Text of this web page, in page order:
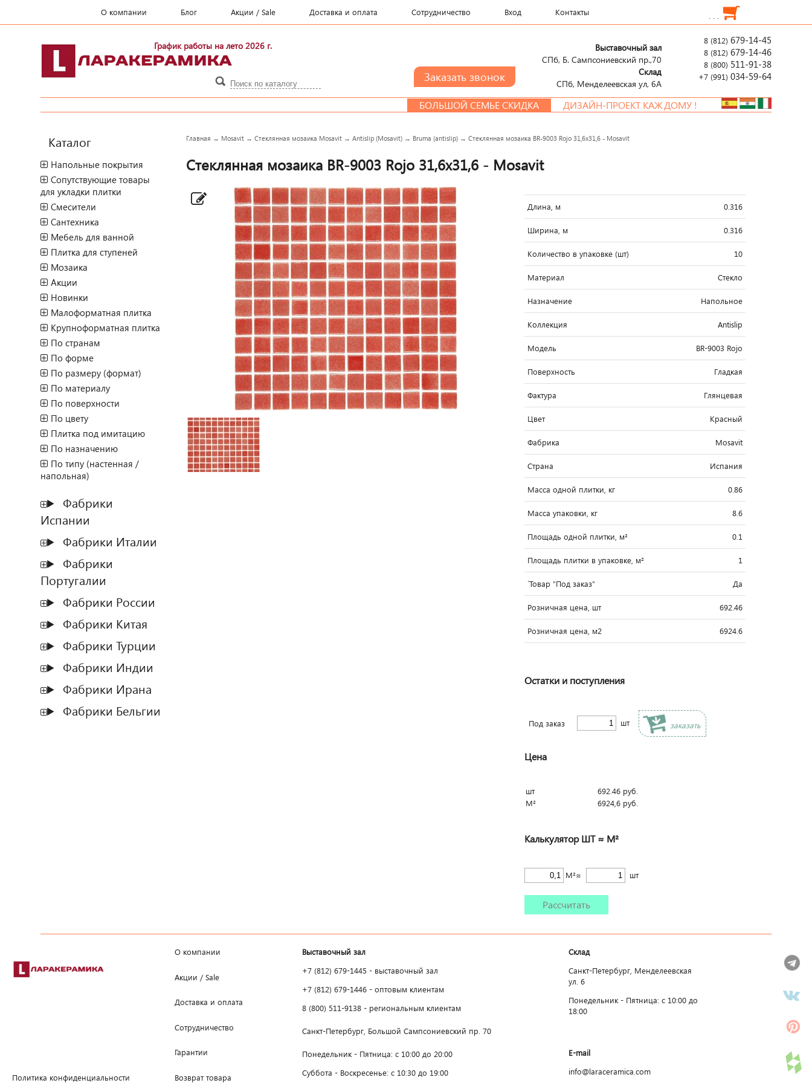
О компании Блог Акции / Sale Доставка и оплата Сотрудничество Вход Контакты . . .
График работы на лето 2026 г. 8 (812) 679-14-45
8 (812) 679-14-46
8 (800) 511-91-38
+7 (991) 034-59-64
Выставочный зал
СПб, Б. Сампсониевский пр.,70
Склад
СПб, Менделеевcкая ул, 6А
БОЛЬШОЙ СЕМЬЕ СКИДКА ДИЗАЙН-ПРОЕКТ КАЖДОМУ !
Каталог
Напольные покрытия
Сопутствующие товары
для укладки плитки
Смесители
Сантехника
Мебель для ванной
Плитка для ступеней
Мозаика
Акции
Новинки
Малоформатная плитка
Крупноформатная плитка
По странам
По форме
По размеру (формат)
По материалу
По поверхности
По цвету
Плитка под имитацию
По назначению
По типу (настенная /
напольная)
Фабрики
Испании
Фабрики Италии
Фабрики
Португалии
Фабрики России
Фабрики Китая
Фабрики Турции
Фабрики Индии
Фабрики Ирана
Фабрики Бельгии
Главная → Mosavit →Стеклянная мозаика Mosavit →Antislip (Mosavit) → Bruma (antislip) →Стеклянная мозаика BR-9003 Rojo 31,6x31,6 - Mosavit
Стеклянная мозаика BR-9003 Rojo 31,6x31,6 - Mosavit
Длина, м 0.316
Ширина, м 0.316
Количество в упаковке (шт) 10
Материал Стекло
Назначение Напольное
Коллекция Antislip
Модель BR-9003 Rojo
Поверхность Гладкая
Фактура Глянцевая
Цвет Красный
Фабрика Mosavit
Страна Испания
Масса одной плитки, кг 0.86
Масса упаковки, кг 8.6
Площадь одной плитки, м² 0.1
Площадь плитки в упаковке, м² 1
`Товар "Под заказ" Да
Розничная цена, шт 692.46
Розничная цена, м2 6924.6
Остатки и поступления
Под заказ шт заказать
Цена
шт 692.46руб.
М²
6924,6руб.
Калькулятор ШТ ≈ М²
М²≈ шт
Рассчитать
Политика конфиденциальности
О компании
Акции / Sale
Доставка и оплата
Сотрудничество
Гарантии
Возврат товара
Выставочный зал
+7 (812) 679-1445 - выставочный зал
+7 (812) 679-1446 - оптовым клиентам
8 (800) 511-9138 - региональным клиентам
Санкт-Петербург, Большой Сампсониевский пр. 70
Понедельник - Пятница: с 10:00 до 20:00
Суббота - Воскресенье: с 10:30 до 19:00
Склад
Санкт-Петербург, Менделеевская
ул. 6
Понедельник - Пятница: c 10:00 до
18:00
E-mail
info@laraceramica.com